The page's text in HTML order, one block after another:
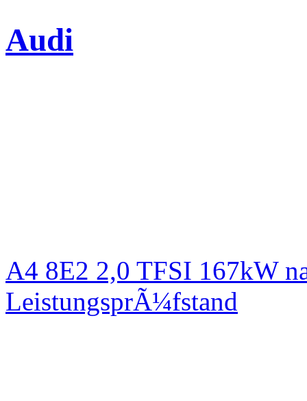
Audi
A4 8E2 2,0 TFSI 167kW
LeistungsprÃ¼fstand